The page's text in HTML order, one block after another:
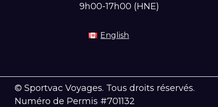
9h00-17h00 (HNE)
English
© Sportvac Voyages. Tous droits réservés.
Numéro de Permis #701132